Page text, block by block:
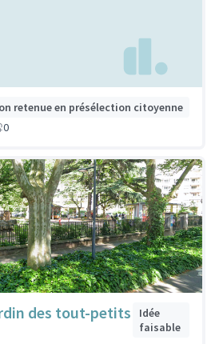
retenue en présélection citoyenne
0
des tout-petits
Idée
faisable